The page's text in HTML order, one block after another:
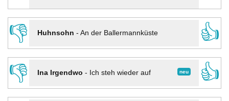
👎
Huhnsohn - An der Ballermannküste
👍
👎
neu
Ina Irgendwo - Ich steh wieder auf
👍